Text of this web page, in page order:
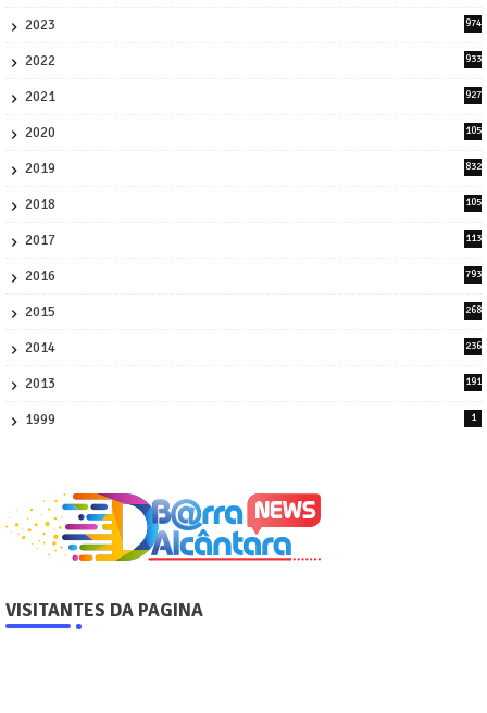
2023
974
2022
933
2021
927
2020
105
2019
832
2018
105
2017
113
2016
793
2015
268
2014
236
2013
191
1999 1
VISITANTES DA PAGINA